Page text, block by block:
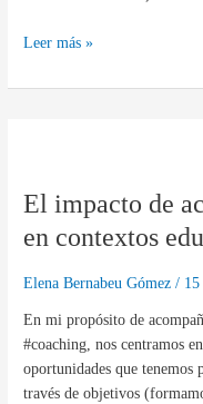
Leer más »
El impacto de
en contextos
Elena Bernabeu Gómez/
En mi propósito de
#coaching, nos centramos
oportunidades que tenemos
través de objetivos
de
acompañar
con
contextos
educativos